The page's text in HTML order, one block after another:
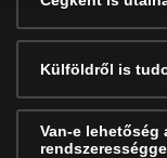
Külföldről is
Van-e lehetőség